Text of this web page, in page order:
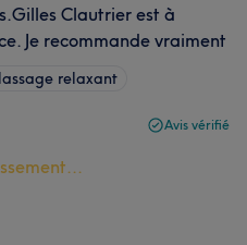
Clautrier est à
Je recommande vraiment
relaxant
Avis vérifié